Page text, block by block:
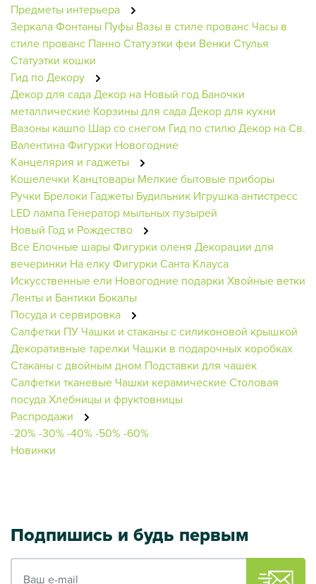
Предметы интерьера
ЗеркалаФонтаны Пуфы Вазы в стиле прованс Часы в
стиле прованс ПанноСтатуэтки феи Венки Стулья
Статуэтки кошки
Гид по Декору
Декор для садаДекор на Новый год Баночки
металлические Корзины для садаДекор для кухни
Вазоны кашпо Шар со снегом Гид по стилюДекор на Св.
ВалентинаФигурки Новогодние
Канцелярия и гаджеты
Кошелечки Канцтовары Мелкие бытовые приборы
Ручки Брелоки Гаджеты Будильник Игрушка антистресс
LED лампа Генератор мыльных пузырей
Новый Год и Рождество
Все Елочные шарыФигурки оленя Декорации для
вечеринки На елкуФигурки Санта Клауса
Искусственные ели Новогодние подарки Хвойные ветки
Ленты и Бантики Бокалы
Посуда и сервировка
Салфетки ПУ Чашки и стаканы с силиконовой крышкой
Декоративные тарелки Чашки в подарочных коробках
Стаканы с двойным дном Подставки для чашек
Салфетки тканевые Чашки керамическиеСтоловая
посудаХлебницы и фруктовницы
Распродажи
-20%-30%-40%-50%-60%
Новинки
Подпишись и будь первым